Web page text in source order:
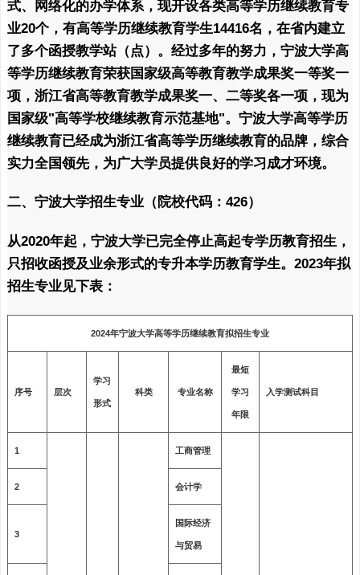
式、网络化的办学体系，现开设各类高等学历继续教育专
业20个，有高等学历继续教育学生14416名，在省内建立
了多个函授教学站（点）。经过多年的努力，宁波大学高
等学历继续教育荣获国家级高等教育教学成果奖一等奖一
项，浙江省高等教育教学成果奖一、二等奖各一项，现为
国家级"高等学校继续教育示范基地"。宁波大学高等学历
继续教育已经成为浙江省高等学历继续教育的品牌，综合
实力全国领先，为广大学员提供良好的学习成才环境。
二、宁波大学招生专业（院校代码：426）
从2020年起，宁波大学已完全停止高起专学历教育招生，
只招收函授及业余形式的专升本学历教育学生。2023年拟
招生专业见下表：
2024年宁波大学高等学历继续教育拟招生专业
序号 层次
学习
形式
科类 专业名称
最短
学习
年限
入学测试科目
1 工商管理
2 会计学
3
国际经济
与贸易